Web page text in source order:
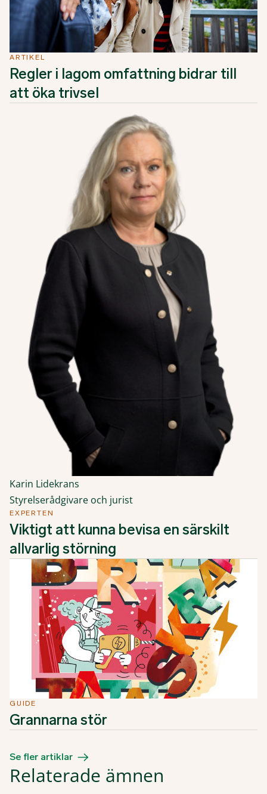
ARTIKEL
Regler i lagom omfattning bidrar till
att öka trivsel
Karin Lidekrans
Styrelserådgivare och jurist
EXPERTEN
Viktigt att kunna bevisa en särskilt
allvarlig störning
GUIDE
Grannarna stör
Se fler artiklar
Relaterade ämnen